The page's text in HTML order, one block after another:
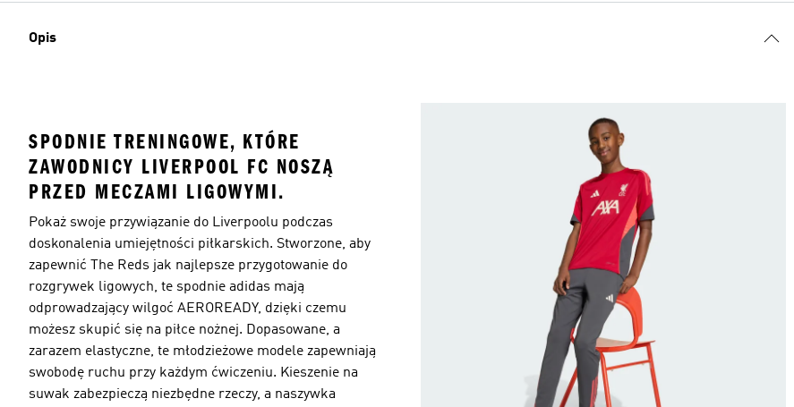
Opis
SPODNIE TRENINGOWE, KTÓRE
ZAWODNICY LIVERPOOL FC NOSZĄ
PRZED MECZAMI LIGOWYMI.
Pokaż swoje przywiązanie do Liverpoolu podczas
doskonalenia umiejętności piłkarskich. Stworzone, aby
zapewnić The Reds jak najlepsze przygotowanie do
rozgrywek ligowych, te spodnie adidas mają
odprowadzający wilgoć AEROREADY, dzięki czemu
możesz skupić się na piłce nożnej. Dopasowane, a
zarazem elastyczne, te młodzieżowe modele zapewniają
swobodę ruchu przy każdym ćwiczeniu. Kieszenie na
suwak zabezpieczą niezbędne rzeczy, a naszywka